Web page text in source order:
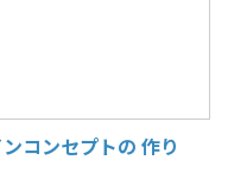
コンセプトの 作り